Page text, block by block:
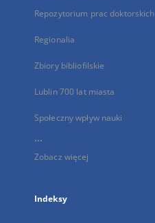
Repozytorium prac doktorskich
Regionalia
Zbiory bibliofilskie
Lublin 700 lat miasta
Społeczny wpływ nauki
...
Zobacz więcej
Indeksy